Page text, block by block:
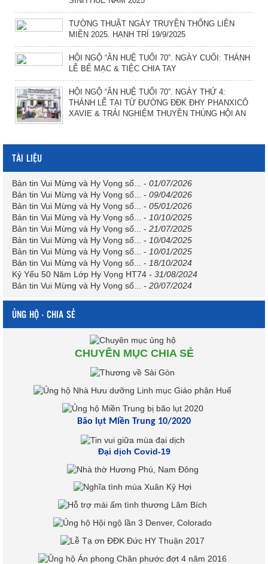
TƯỜNG THUẬT NGÀY TRUYỀN THỐNG LIÊN
MIỀN 2025. HẠNH TRÍ 19/9/2025
HỘI NGỘ “ÂN HUỆ TUỔI 70”. NGÀY CUỐI: THÁNH
LỄ BẾ MẠC & TIỆC CHIA TAY
HỘI NGỘ “ÂN HUỆ TUỔI 70”. NGÀY THỨ 4:
THÁNH LỄ TẠI TỪ ĐƯỜNG ĐĐK ĐHY PHANXICÔ
XAVIE & TRẢI NGHIỆM THUYỀN THÚNG HỘI AN
TÀI LIỆU
Bản tin Vui Mừng và Hy Vọng số... - 01/07/2026
Bản tin Vui Mừng và Hy Vọng số...
- 09/04/2026
Bản tin Vui Mừng và Hy Vọng số...
- 05/01/2026
Bản tin Vui Mừng và Hy Vọng số...
- 10/10/2025
Bản tin Vui Mừng và Hy Vọng số...
- 21/07/2025
Bản tin Vui Mừng và Hy Vọng số...
- 10/04/2025
Bản tin Vui Mừng và Hy Vọng số...
- 10/01/2025
Bản tin Vui Mừng và Hy Vọng số...
- 18/10/2024
Kỷ Yếu 50 Năm Lớp Hy Vọng HT74 - 31/08/2024
Bản tin Vui Mừng và Hy Vọng số...
- 20/07/2024
ỦNG HỘ - CHIA SẺ
CHUYÊN MỤC CHIA SẺ
Bão lụt Miền Trung 10/2020
Đại dịch Covid-19